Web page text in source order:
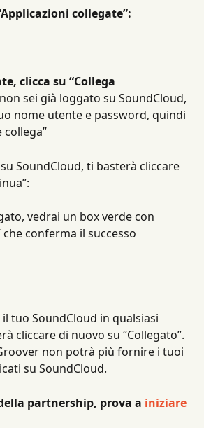
collegate”:
clicca su “Collega
sei già loggato su SoundCloud,
nome utente e password, quindi
collega”
SoundCloud, ti basterà cliccare
vedrai un box verde con
conferma il successo
tuo SoundCloud in qualsiasi
cliccare di nuovo su “Collegato”.
non potrà più fornire i tuoi
su SoundCloud.
partnership, prova a iniziare